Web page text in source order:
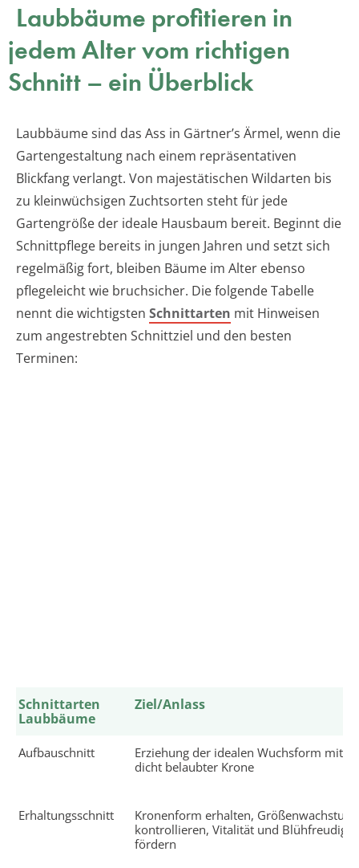
Laubbäume profitieren in
jedem Alter vom richtigen
Schnitt – ein Überblick
Laubbäume sind das Ass in Gärtner’s Ärmel, wenn die
Gartengestaltung nach einem repräsentativen
Blickfang verlangt. Von majestätischen Wildarten bis
zu kleinwüchsigen Zuchtsorten steht für jede
Gartengröße der ideale Hausbaum bereit. Beginnt die
Schnittpflege bereits in jungen Jahren und setzt sich
regelmäßig fort, bleiben Bäume im Alter ebenso
pflegeleicht wie bruchsicher. Die folgende Tabelle
nennt die wichtigsten Schnittarten mit Hinweisen
zum angestrebten Schnittziel und den besten
Terminen:
Schnittarten
Laubbäume
Ziel/Anlass
Aufbauschnitt
Erziehung der idealen Wuchsform mit
dicht belaubter Krone
Erhaltungsschnitt
Kronenform erhalten, Größenwachstum
kontrollieren, Vitalität und
fördern